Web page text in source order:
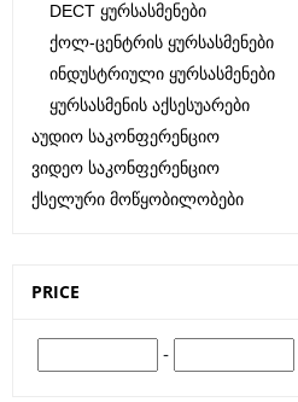
DECT Ყურსასმენები
Ქოლ-Ცენტრის Ყურსასმენები
Ინდუსტრიული Ყურსასმენები
Ყურსასმენის Აქსესუარები
Აუდიო Საკონფერენციო
Ვიდეო Საკონფერენციო
Ქსელური Მოწყობილობები
PRICE
-